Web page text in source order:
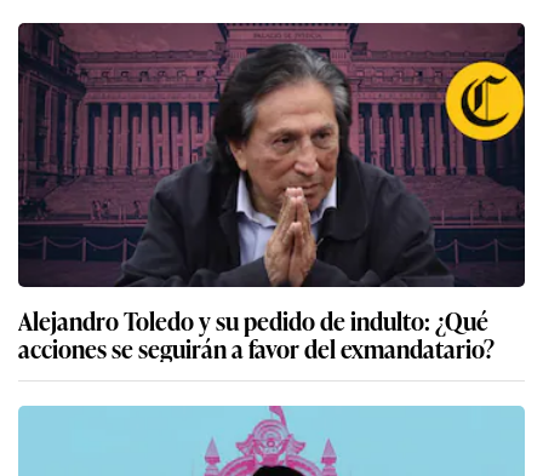
Alejandro Toledo y su pedido de indulto: ¿Qué
acciones se seguirán a favor del exmandatario?